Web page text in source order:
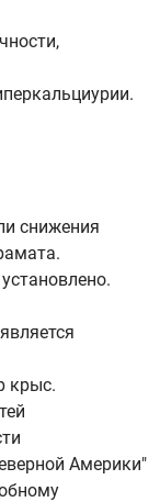
снижения
крыс.
Америки"